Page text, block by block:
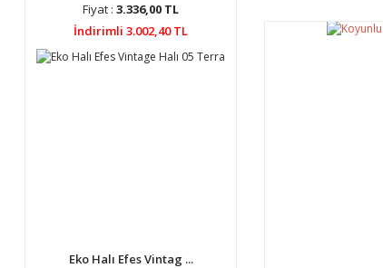
Fiyat : 3.336,00 TL
İndirimli 3.002,40 TL
Eko Halı Efes Vintag ...